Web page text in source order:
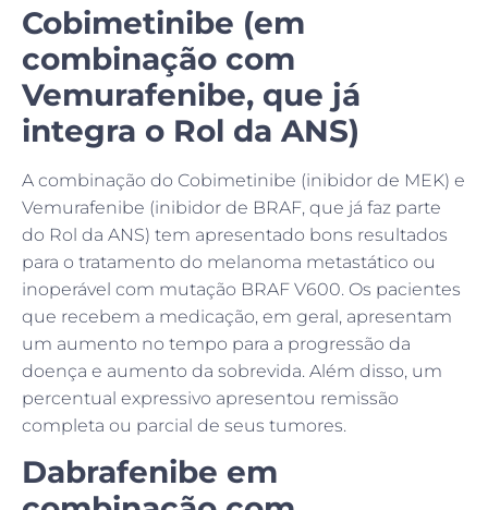
Cobimetinibe (em
combinação com
Vemurafenibe, que já
integra o Rol da ANS)
A combinação do Cobimetinibe (inibidor de MEK) e
Vemurafenibe (inibidor de BRAF, que já faz parte
do Rol da ANS) tem apresentado bons resultados
para o tratamento do melanoma metastático ou
inoperável com mutação BRAF V600. Os pacientes
que recebem a medicação, em geral, apresentam
um aumento no tempo para a progressão da
doença e aumento da sobrevida. Além disso, um
percentual expressivo apresentou remissão
completa ou parcial de seus tumores.
Dabrafenibe em